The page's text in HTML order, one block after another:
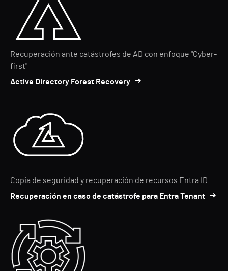
Recuperación ante catástrofes de AD con enfoque "Cyber-
first"
Active Directory Forest Recovery
Copia de seguridad y recuperación de recursos Entra ID
Recuperación en caso de catástrofe para Entra Tenant